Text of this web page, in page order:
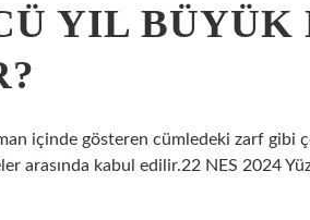
YIL
içinde gösteren cümledeki zarf gibi
arasında kabul edilir.22 NES 2024